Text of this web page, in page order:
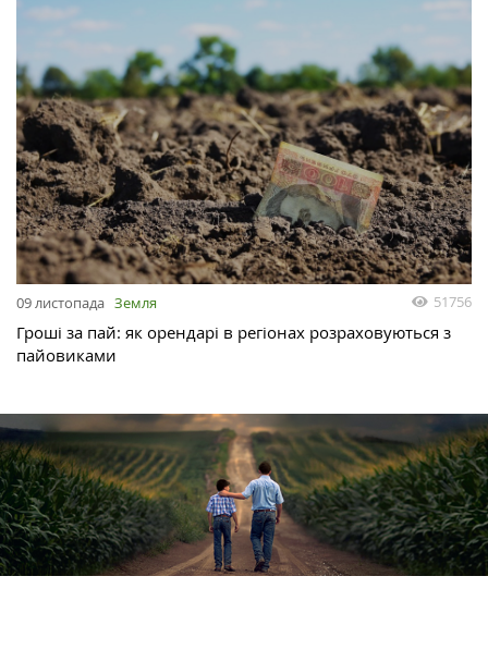
09 листопада Земля 51756
Гроші за пай: як орендарі в регіонах розраховуються з
пайовиками